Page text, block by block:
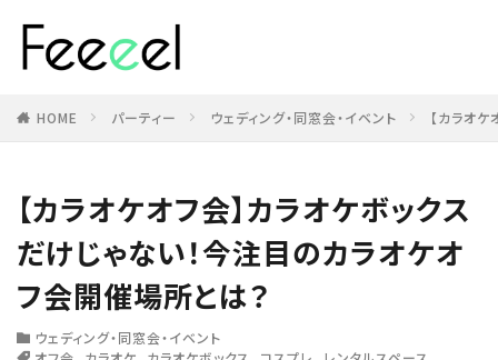
HOME パーティー ウェディング・同窓会・イベント 【カラオ
【カラオケオフ会】カラオケボックス
だけじゃない！今注目のカラオケオ
フ会開催場所とは？
ウェディング・同窓会・イベント